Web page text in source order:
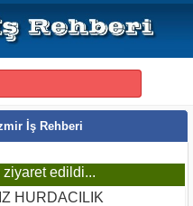
İş Rehberi
ziyaret edildi...
HURDACILIK